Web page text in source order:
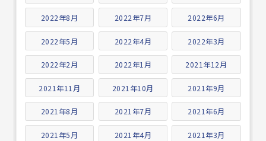
2022年8月 2022年7月 2022年6月
2022年5月 2022年4月 2022年3月
2022年2月 2022年1月 2021年12月
2021年11月 2021年10月 2021年9月
2021年8月 2021年7月 2021年6月
2021年5月 2021年4月 2021年3月